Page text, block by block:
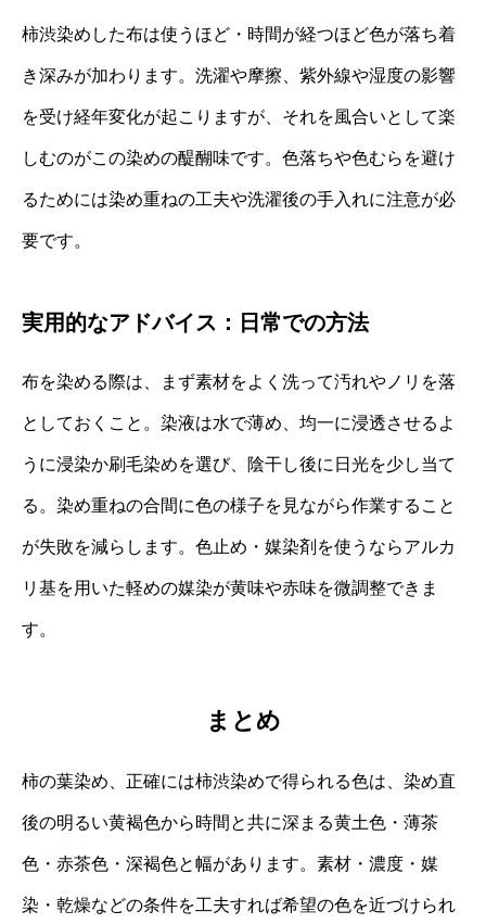
柿渋染めした布は使うほど・時間が経つほど色が落ち着
き深みが加わります。洗濯や摩擦、紫外線や湿度の影響
を受け経年変化が起こりますが、それを風合いとして楽
しむのがこの染めの醍醐味です。色落ちや色むらを避け
るためには染め重ねの工夫や洗濯後の手入れに注意が必
要です。
実用的なアドバイス：日常での方法
布を染める際は、まず素材をよく洗って汚れやノリを落
としておくこと。染液は水で薄め、均一に浸透させるよ
うに浸染か刷毛染めを選び、陰干し後に日光を少し当て
る。染め重ねの合間に色の様子を見ながら作業すること
が失敗を減らします。色止め・媒染剤を使うならアルカ
リ基を用いた軽めの媒染が黄味や赤味を微調整できま
す。
まとめ
柿の葉染め、正確には柿渋染めで得られる色は、染め直
後の明るい黄褐色から時間と共に深まる黄土色・薄茶
色・赤茶色・深褐色と幅があります。素材・濃度・媒
染・乾燥などの条件を工夫すれば希望の色を近づけられ